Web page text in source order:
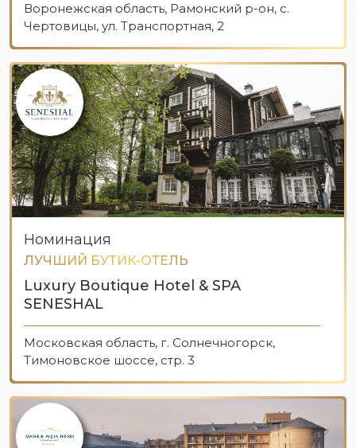
Воронежская область, Рамонский р-он, с.
Чертовицы, ул. Транспортная, 2
Номинация
ЛУЧШИЙ БУТИК-ОТЕЛЬ
Luxury Boutique Hotel & SPA
SENESHAL
Московская область, г. Солнечногорск,
Тимоновское шоссе, стр. 3